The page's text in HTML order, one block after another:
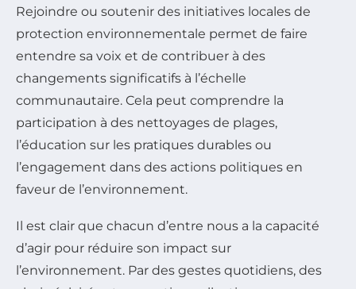
Rejoindre ou soutenir des initiatives locales de
protection environnementale permet de faire
entendre sa voix et de contribuer à des
changements significatifs à l’échelle
communautaire. Cela peut comprendre la
participation à des nettoyages de plages,
l’éducation sur les pratiques durables ou
l’engagement dans des actions politiques en
faveur de l’environnement.
Il est clair que chacun d’entre nous a la capacité
d’agir pour réduire son impact sur
l’environnement. Par des gestes quotidiens, des